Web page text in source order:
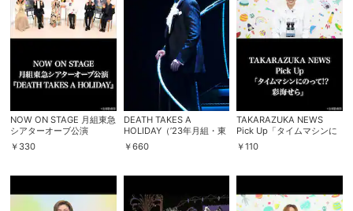
NOW ON STAGE 月組東急
シアターオーブ公演
『DEATH TAKES A
HOLIDAY』
￥ 330
DEATH TAKES A
HOLIDAY（’23年月組・東
急シアターオーブ）
￥660
TAKARAZUKA NEWS
Pick Up「タイムマシンに
のって!? 彩海せら」
￥110